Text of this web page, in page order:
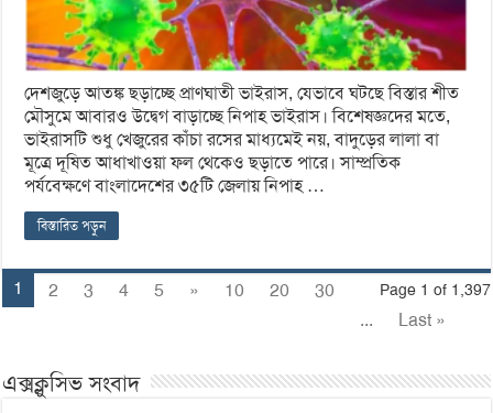
দেশজুড়ে আতঙ্ক ছড়াচ্ছে প্রাণঘাতী ভাইরাস, যেভাবে ঘটছে বিস্তার শীত
মৌসুমে আবারও উদ্বেগ বাড়াচ্ছে নিপাহ ভাইরাস। বিশেষজ্ঞদের মতে,
ভাইরাসটি শুধু খেজুরের কাঁচা রসের মাধ্যমেই নয়, বাদুড়ের লালা বা
মূত্রে দূষিত আধাখাওয়া ফল থেকেও ছড়াতে পারে। সাম্প্রতিক
পর্যবেক্ষণে বাংলাদেশের ৩৫টি জেলায় নিপাহ …
বিস্তারিত পড়ুন
Page 1 of 1,397
1 2 3 4 5 » 10 20
30
...
Last »
এক্সক্লুসিভ সংবাদ